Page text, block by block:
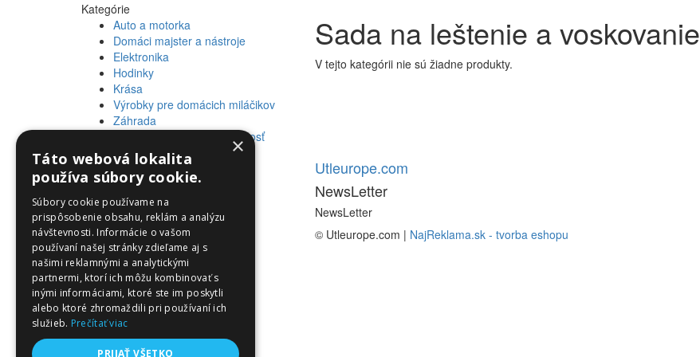
Kategórie
Auto a motorka
Domáci majster a nástroje
Elektronika
Hodinky
Krása
Výrobky pre domácich miláčikov
Záhrada
Zdravie a osobná starostlivosť
Sada na leštenie a voskovanie
V tejto kategórii nie sú žiadne produkty.
Informácie
Utleurope.com
NewsLetter
NewsLetter
© Utleurope.com | NajReklama.sk - tvorba eshopu
×
Táto webová lokalita
používa súbory cookie.
Súbory cookie používame na
prispôsobenie obsahu, reklám a analýzu
návštevnosti. Informácie o vašom
používaní našej stránky zdieľame aj s
našimi reklamnými a analytickými
partnermi, ktorí ich môžu kombinovať s
inými informáciami, ktoré ste im poskytli
alebo ktoré zhromaždili pri používaní ich
služieb. Prečítať viac
PRIJAŤ VŠETKO